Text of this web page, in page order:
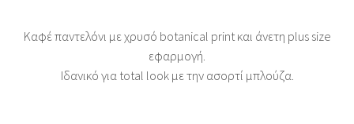
Καφέ παντελόνι με χρυσό botanical print και άνετη plus size
εφαρμογή.
Ιδανικό για total look με την ασορτί μπλούζα.